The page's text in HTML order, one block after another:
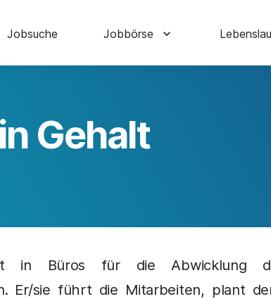
Jobsuche Jobbörse
Gehalt
in Büros für die Abwicklung
Er/sie führt die Mitarbeiten, plant